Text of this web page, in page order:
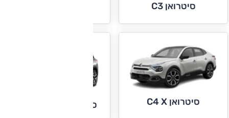
סיטרואן C3
סיטרואן C4 X סיטרואן C5 איירקרוס